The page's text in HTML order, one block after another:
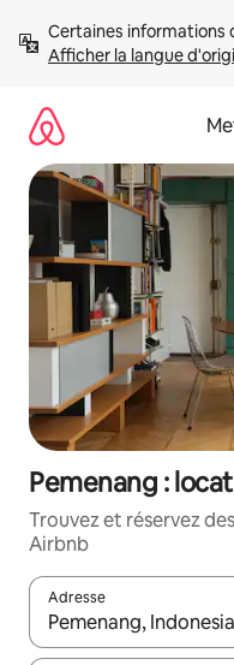
directement
Afficher la langue
Pemenang :
Trouvez et réservez
Airbnb
Adresse
Lorsque les résultats